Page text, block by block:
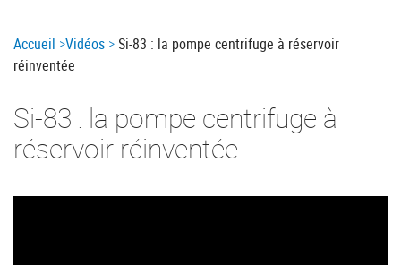
Breadcrumb
Accueil Vidéos
Si-83 : la pompe centrifuge à réservoir
réinventée
Si-83 : la pompe centrifuge à
réservoir réinventée